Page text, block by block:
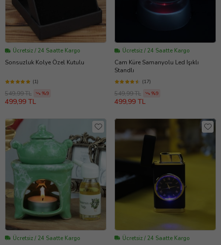
Ücretsiz / 24 Saatte Kargo
Sonsuzluk Kolye Özel Kutulu
(1)
549,99 TL %9
499,99 TL
Ücretsiz / 24 Saatte Kargo
Cam Küre Samanyolu Led Işıklı
Standlı
(17)
549,99 TL %9
499,99 TL
Ücretsiz / 24 Saatte Kargo Ücretsiz / 24 Saatte Kargo